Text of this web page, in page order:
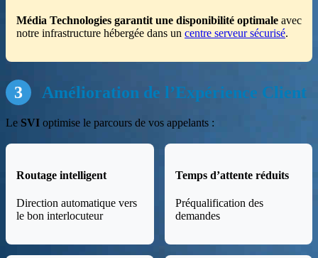
Média Technologies garantit une disponibilité optimale avec
notre infrastructure hébergée dans un centre serveur sécurisé.
3 Amélioration de l’Expérience Client
Le SVI optimise le parcours de vos appelants :
Routage intelligent
Direction automatique vers
le bon interlocuteur
Temps d’attente réduits
Préqualification des
demandes